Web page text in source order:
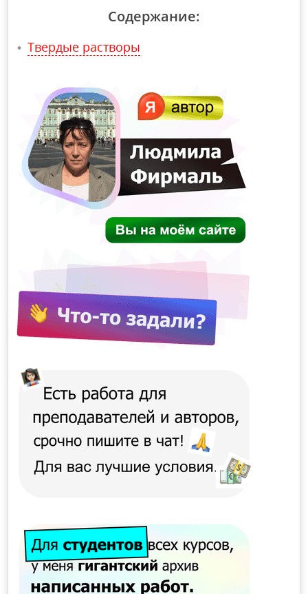
Содержание:
Твердые растворы